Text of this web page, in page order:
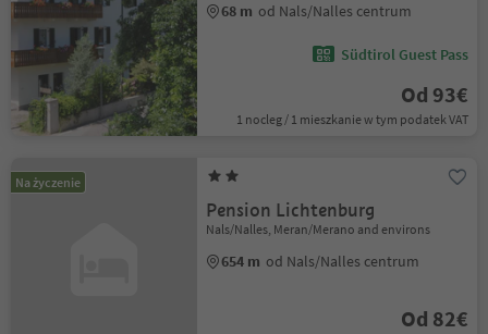
68 m od Nals/Nalles centrum
Südtirol Guest Pass
Od 93€
1 nocleg / 1 mieszkanie w tym podatek VAT
Na życzenie
Pension Lichtenburg
Nals/Nalles, Meran/Merano and environs
654 m od Nals/Nalles centrum
Od 82€